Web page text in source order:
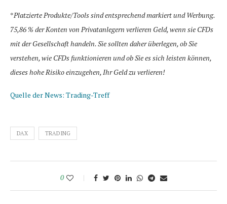
*Platzierte Produkte/Tools sind entsprechend markiert und Werbung.
75,86 % der Konten von Privatanlegern verlieren Geld, wenn sie CFDs
mit der Gesellschaft handeln. Sie sollten daher überlegen, ob Sie
verstehen, wie CFDs funktionieren und ob Sie es sich leisten können,
dieses hohe Risiko einzugehen, Ihr Geld zu verlieren!
Quelle der News: Trading-Treff
DAX TRADING
0